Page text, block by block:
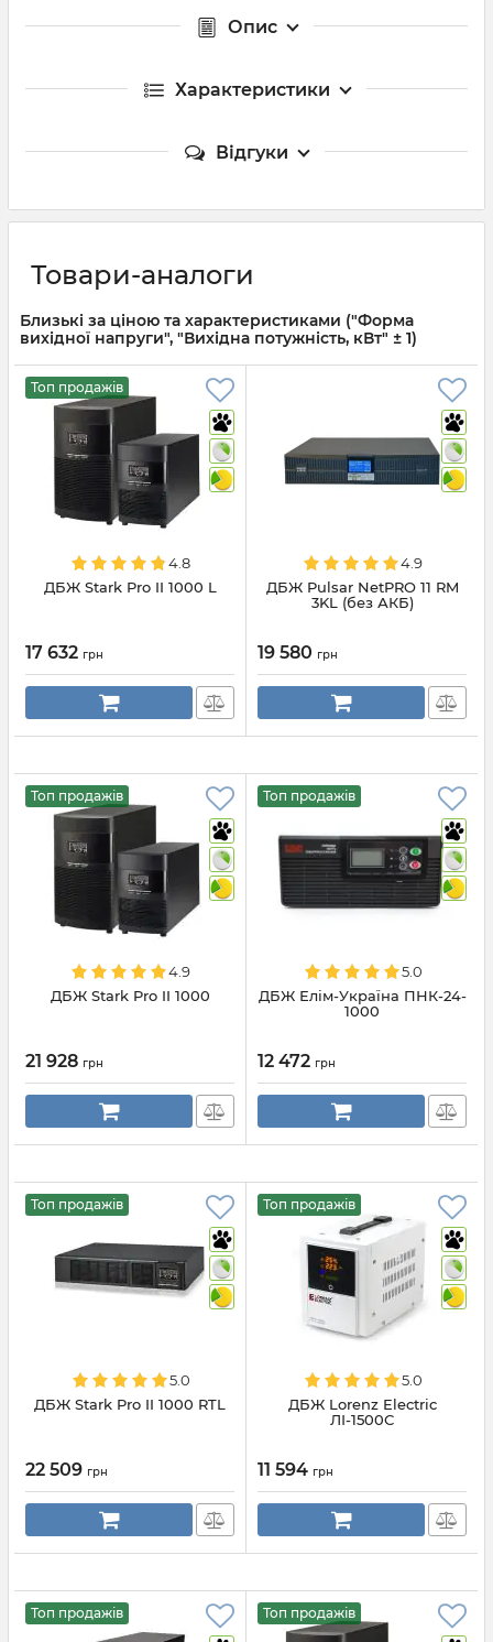
Опис
Характеристики
Відгуки
Товари-аналоги
Близькі за ціною та характеристиками ("Форма
вихідної напруги", "Вихідна потужність, кВт" ± 1)
Топ продажів
4.8
ДБЖ Stark Pro II 1000 L
17 632 грн
4.9
ДБЖ Pulsar NetPRO 11 RM
3KL (без АКБ)
19 580 грн
Топ продажів
4.9
ДБЖ Stark Pro II 1000
21 928 грн
Топ продажів
5.0
ДБЖ Елім-Україна ПНК-24-
1000
12 472 грн
Топ продажів
5.0
ДБЖ Stark Pro II 1000 RTL
22 509 грн
Топ продажів
5.0
ДБЖ Lorenz Electric
ЛІ-1500С
11 594 грн
Топ продажів Топ продажів